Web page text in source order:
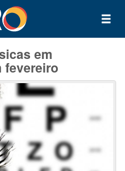
em
fevereiro